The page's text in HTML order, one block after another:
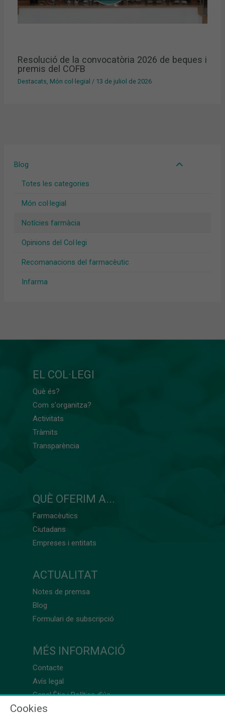
Blog
Totes les categories
Món col·legial
Notícies farmàcia
Opinions del Col·legi
Recomanacions del farmacèutic
Infarma
Resolució de la convocatòria 2026 de beques i
premis del COFB
Destacats Món col·legial / 13 de juliol de 2026
EL COL·LEGI
Què és?
Com s'organitza?
Activitats
Tràmits
Transparència
QUÈ OFERIM A...
Farmacèutics
Ciutadans
Empreses i entitats
ACTUALITAT
Notes de premsa
Blog
Formulari de subscripció
MÉS INFORMACIÓ
Contacte
Avís legal
Canal Ètic i Política d’ús
Cookies